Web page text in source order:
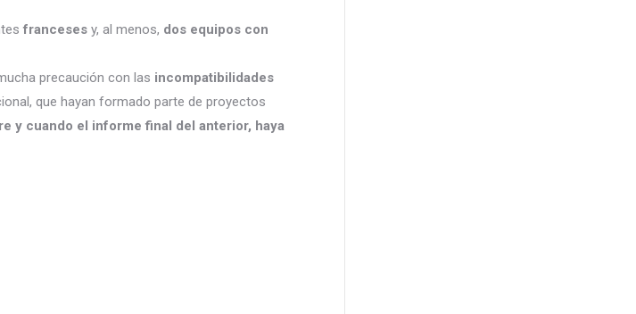
franceses y, al menos, dos equipos con
precaución con las incompatibilidades
que hayan formado parte de proyectos
y cuando el informe final del anterior, haya